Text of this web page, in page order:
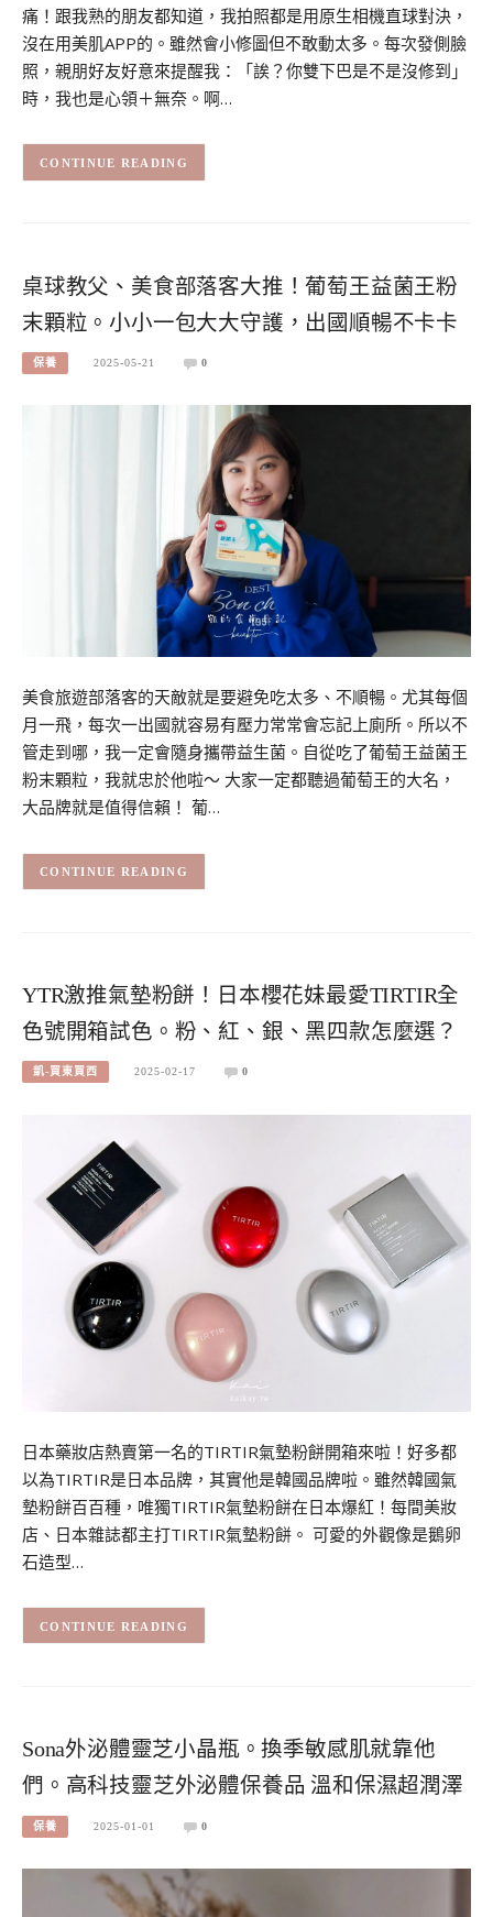
痛！跟我熟的朋友都知道，我拍照都是用原生相機直球對決，
沒在用美肌APP的。雖然會小修圖但不敢動太多。每次發側臉
照，親朋好友好意來提醒我：「誒？你雙下巴是不是沒修到」
時，我也是心領＋無奈。啊…
CONTINUE READING
桌球教父、美食部落客大推！葡萄王益菌王粉
末顆粒。小小一包大大守護，出國順暢不卡卡
保養 2025-05-21 0
美食旅遊部落客的天敵就是要避免吃太多、不順暢。尤其每個
月一飛，每次一出國就容易有壓力常常會忘記上廁所。所以不
管走到哪，我一定會隨身攜帶益生菌。自從吃了葡萄王益菌王
粉末顆粒，我就忠於他啦～ 大家一定都聽過葡萄王的大名，
大品牌就是值得信賴！ 葡…
CONTINUE READING
YTR激推氣墊粉餅！日本櫻花妹最愛TIRTIR全
色號開箱試色。粉、紅、銀、黑四款怎麼選？
凱-買東買西 2025-02-17 0
日本藥妝店熱賣第一名的TIRTIR氣墊粉餅開箱來啦！好多都
以為TIRTIR是日本品牌，其實他是韓國品牌啦。雖然韓國氣
墊粉餅百百種，唯獨TIRTIR氣墊粉餅在日本爆紅！每間美妝
店、日本雜誌都主打TIRTIR氣墊粉餅。 可愛的外觀像是鵝卵
石造型…
CONTINUE READING
Sona外泌體靈芝小晶瓶。換季敏感肌就靠他
們。高科技靈芝外泌體保養品 溫和保濕超潤澤
保養 2025-01-01 0